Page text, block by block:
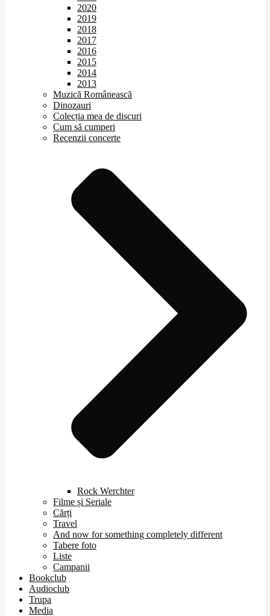
2020
2019
2018
2017
2016
2015
2014
2013
Muzică Românească
Dinozauri
Colecția mea de discuri
Cum să cumperi
Recenzii concerte
Rock Werchter
Filme și Seriale
Cărți
Travel
And now for something completely different
Tabere foto
Liste
Campanii
Bookclub
Audioclub
Trupa
Media